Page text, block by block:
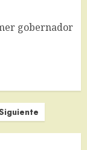
gobernador